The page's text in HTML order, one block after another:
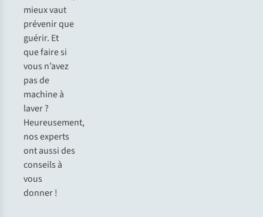
mieuxvaut
prévenirque
guérir. Et
quefairesi
vous n’avez
pasde
machineà
laver?
Heureusement,
nosexperts
ontaussides
conseils à
vous
donner!